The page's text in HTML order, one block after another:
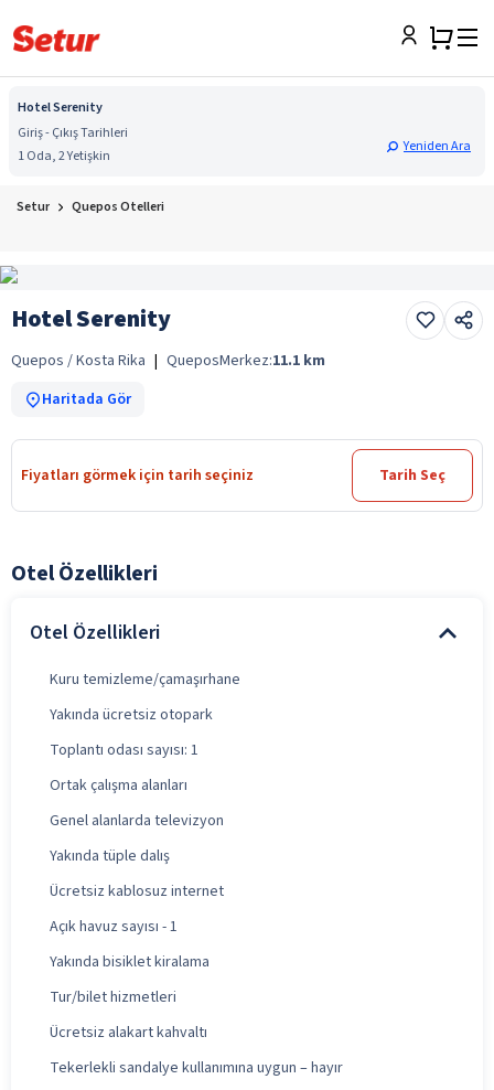
Hotel Serenity
Giriş - Çıkış Tarihleri
1 Oda, 2 Yetişkin
Yeniden Ara
Setur Quepos Otelleri
Hotel Serenity
Quepos / Kosta Rika | QueposMerkez:11.1 km
Haritada Gör
Fiyatları görmek için tarih seçiniz Tarih Seç
Otel Özellikleri
Otel Özellikleri
Kuru temizleme/çamaşırhane
Yakında ücretsiz otopark
Toplantı odası sayısı: 1
Ortak çalışma alanları
Genel alanlarda televizyon
Yakında tüple dalış
Ücretsiz kablosuz internet
Açık havuz sayısı - 1
Yakında bisiklet kiralama
Tur/bilet hizmetleri
Ücretsiz alakart kahvaltı
Tekerlekli sandalye kullanımına uygun – hayır